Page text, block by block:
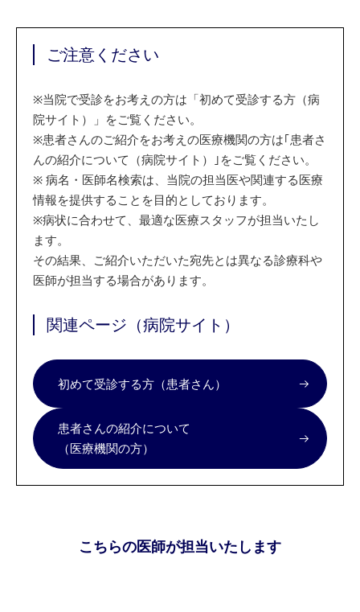
ご注意ください
※当院で受診をお考えの方は「初めて受診する方（病
院サイト）」をご覧ください。
※患者さんのご紹介をお考えの医療機関の方は｢患者さ
んの紹介について（病院サイト）｣をご覧ください。
※ 病名・医師名検索は、当院の担当医や関連する医療
情報を提供することを目的としております。
※病状に合わせて、最適な医療スタッフが担当いたし
ます。
その結果、ご紹介いただいた宛先とは異なる診療科や
医師が担当する場合があります。
関連ページ（病院サイト）
初めて受診する方（患者さん）
患者さんの紹介について
（医療機関の方）
こちらの医師が担当いたします